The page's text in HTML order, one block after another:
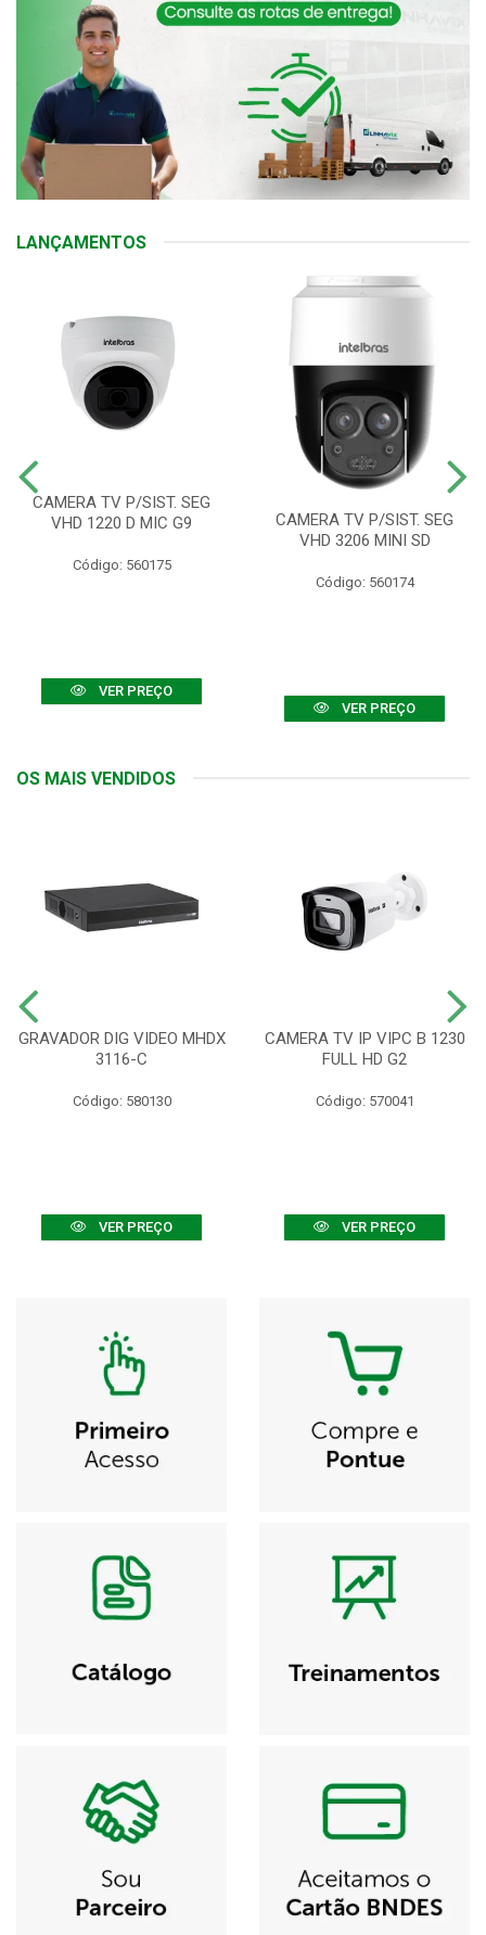
LANÇAMENTOS
CAMERA TV P/SIST. SEG
VHD 1220 D MIC G9
Código: 560175
VER PREÇO
CAMERA TV P/SIST. SEG
VHD 3206 MINI SD
Código: 560174
VER PREÇO
OS MAIS VENDIDOS
GRAVADOR DIG VIDEO MHDX
3116-C
Código: 580130
VER PREÇO
CAMERA TV IP VIPC B 1230
FULL HD G2
Código: 570041
VER PREÇO